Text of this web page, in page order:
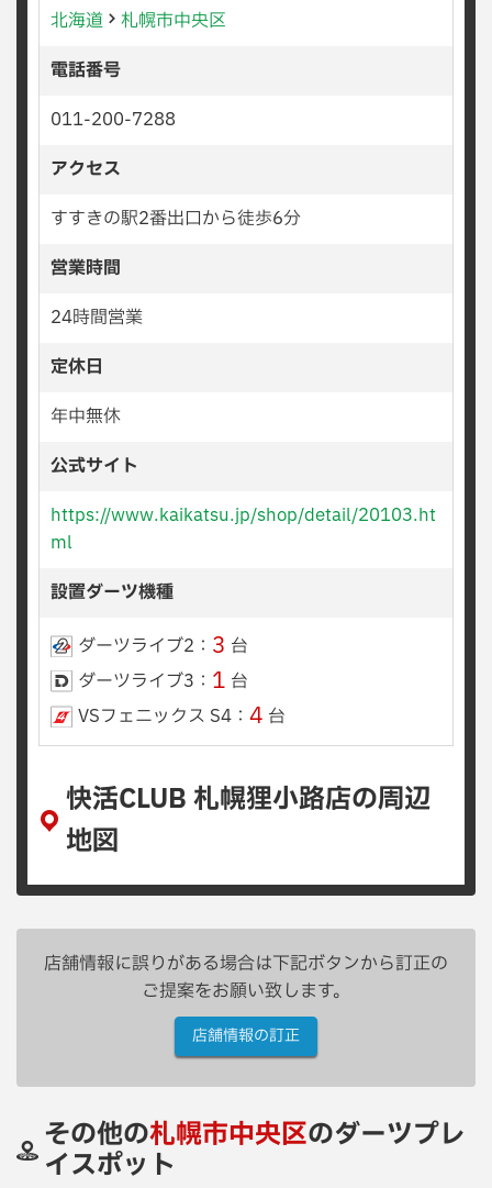
北海道
札幌市中央区
電話番号
011-200-7288
アクセス
すすきの駅2番出口から徒歩6分
営業時間
24時間営業
定休日
年中無休
公式サイト
https://www.kaikatsu.jp/shop/detail/20103.ht
ml
設置ダーツ機種
ダーツライブ2： 3 台
ダーツライブ3： 1 台
VSフェニックス S4： 4 台
快活CLUB 札幌狸小路店の周辺
地図
店舗情報に誤りがある場合は下記ボタンから訂正の
ご提案をお願い致します。
店舗情報の訂正
その他の札幌市中央区のダーツプレ
イスポット